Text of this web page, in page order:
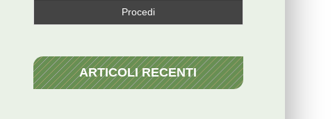
ARTICOLI RECENTI